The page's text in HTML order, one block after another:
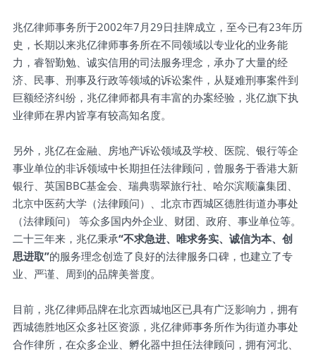
兆亿律师事务所于2002年7月29日挂牌成立，至今已有23年历
史，长期以来兆亿律师事务所在不同领域以专业化的业务能
力，睿智勤勉、诚实信用的司法服务理念，承办了大量的经
济、民事、刑事及行政等领域的诉讼案件，从疑难刑事案件到
巨额经济纠纷，兆亿律师都具有丰富的办案经验，兆亿旗下执
业律师在界内皆享有较高知名度。
另外，兆亿在金融、房地产诉讼领域及学校、医院、银行等企
事业单位的非诉领域中长期担任法律顾问，曾服务于香港大新
银行、英国BBC基金会、瑞典翡翠旅行社、哈尔滨顺瀛集团、
北京中医药大学（法律顾问）、北京市西城区德胜街道办事处
（法律顾问） 等众多国内外企业、财团、政府、事业单位等。
二十三年来，兆亿秉承“不求急进、唯求务实、诚信为本、创
思进取”的服务理念创造了良好的法律服务口碑，也建立了专
业、严谨、周到的品牌美誉度。
目前，兆亿律师品牌在北京西城地区已具有广泛影响力，拥有
西城德胜地区众多社区资源，兆亿律师事务所作为街道办事处
合作律所，在众多企业、孵化器中担任法律顾问，拥有河北、